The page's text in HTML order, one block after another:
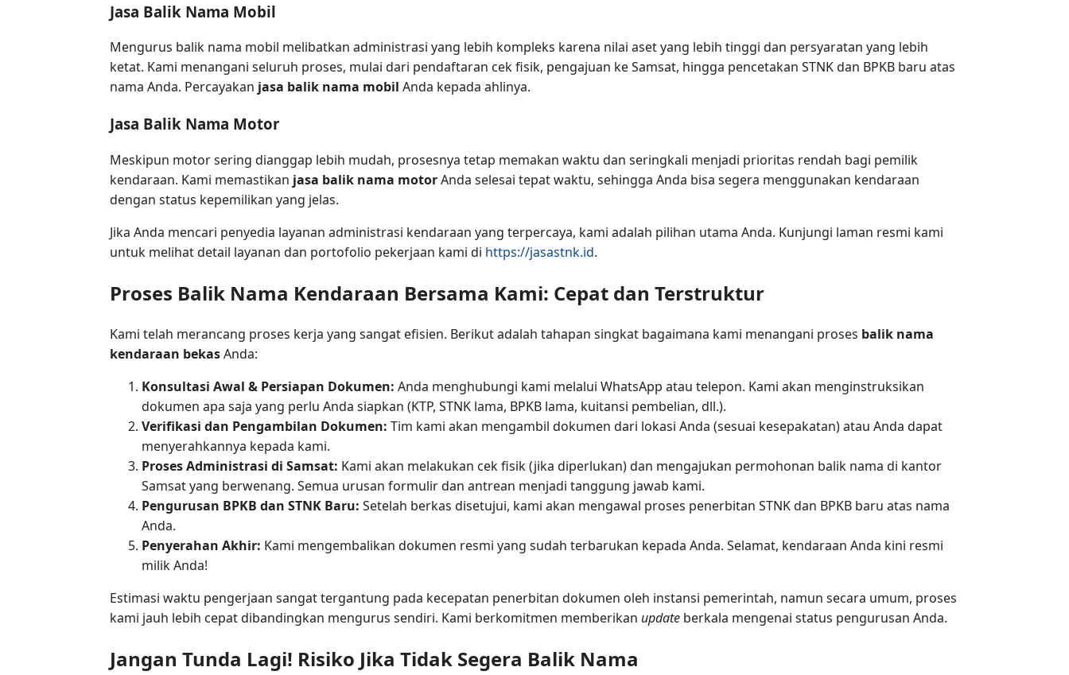
Jasa Balik Nama Mobil
Mengurus balik nama mobil melibatkan administrasi yang lebih kompleks karena nilai aset yang lebih tinggi dan persyaratan yang lebih
ketat. Kami menangani seluruh proses, mulai dari pendaftaran cek fisik, pengajuan ke Samsat, hingga pencetakan STNK dan BPKB baru atas
nama Anda. Percayakan jasa balik nama mobil Anda kepada ahlinya.
Jasa Balik Nama Motor
Meskipun motor sering dianggap lebih mudah, prosesnya tetap memakan waktu dan seringkali menjadi prioritas rendah bagi pemilik
kendaraan. Kami memastikan jasa balik nama motorAnda selesai tepat waktu, sehingga Anda bisa segera menggunakan kendaraan
dengan status kepemilikan yang jelas.
Jika Anda mencari penyedia layanan administrasi kendaraan yang terpercaya, kami adalah pilihan utama Anda. Kunjungi laman resmi kami
untuk melihat detail layanan dan portofolio pekerjaan kami di https://jasastnk.id.
Proses Balik Nama Kendaraan Bersama Kami: Cepat dan Terstruktur
Kami telah merancang proses kerja yang sangat efisien. Berikut adalah tahapan singkat bagaimana kami menangani proses balik nama
kendaraan bekasAnda:
Konsultasi Awal & Persiapan Dokumen: Anda menghubungi kami melalui WhatsApp atau telepon. Kami akan menginstruksikan
dokumen apa saja yang perlu Anda siapkan (KTP, STNK lama, BPKB lama, kuitansi pembelian, dll.).
Verifikasi dan Pengambilan Dokumen: Tim kami akan mengambil dokumen dari lokasi Anda (sesuai kesepakatan) atau Anda dapat
menyerahkannya kepada kami.
Proses Administrasi di Samsat: Kami akan melakukan cek fisik (jika diperlukan) dan mengajukan permohonan balik nama di kantor
Samsat yang berwenang. Semua urusan formulir dan antrean menjadi tanggung jawab kami.
Pengurusan BPKB dan STNK Baru: Setelah berkas disetujui, kami akan mengawal proses penerbitan STNK dan BPKB baru atas nama
Anda.
Penyerahan Akhir: Kami mengembalikan dokumen resmi yang sudah terbarukan kepada Anda. Selamat, kendaraan Anda kini resmi
milik Anda!
Estimasi waktu pengerjaan sangat tergantung pada kecepatan penerbitan dokumen oleh instansi pemerintah, namun secara umum, proses
kami jauh lebih cepat dibandingkan mengurus sendiri. Kami berkomitmen memberikan update berkala mengenai status pengurusan Anda.
Jangan Tunda Lagi! Risiko Jika Tidak Segera Balik Nama